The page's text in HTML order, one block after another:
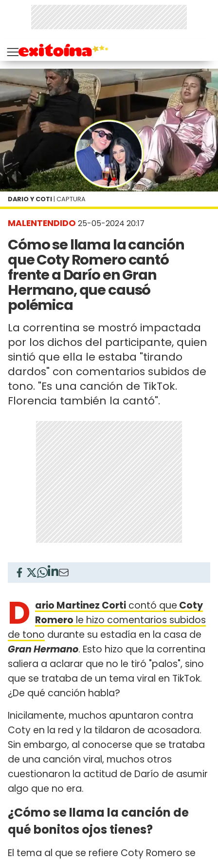
MALENTENDIDO 25-05-2024 20:17
Cómo se llama la canción
que Coty Romero cantó
frente a Darío en Gran
Hermano, que causó
polémica
La correntina se mostró impactada
por los dichos del participante, quien
sintió que ella le estaba "tirando
dardos" con comentarios subidos de
tono. "Es una canción de TikTok.
Florencia también la cantó".
DARIO Y COTI | CAPTURA
D ario Martinez Corti contó que Coty
Romero le hizo comentarios subidos
de tono durante su estadía en la casa de
Gran Hermano. Esto hizo que la correntina
saliera a aclarar que no le tiró "palos", sino
que se trataba de un tema viral en TikTok.
¿De qué canción habla?
Inicilamente, muchos apuntaron contra
Coty en la red y la tildaron de acosadora.
Sin embargo, al conocerse que se trataba
de una canción viral, muchos otros
cuestionaron la actitud de Darío de asumir
algo que no era.
¿Cómo se llama la canción de
qué bonitos ojos tienes?
El tema al que se refiere Coty Romero se